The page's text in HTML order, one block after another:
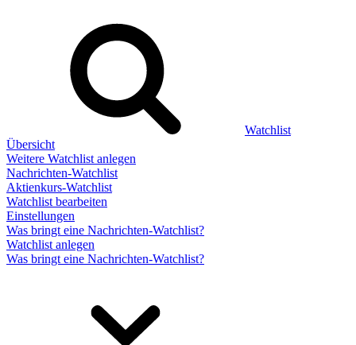
Watchlist
Übersicht
Weitere Watchlist anlegen
Nachrichten-Watchlist
Aktienkurs-Watchlist
Watchlist bearbeiten
Einstellungen
Was bringt eine Nachrichten-Watchlist?
Watchlist anlegen
Was bringt eine Nachrichten-Watchlist?